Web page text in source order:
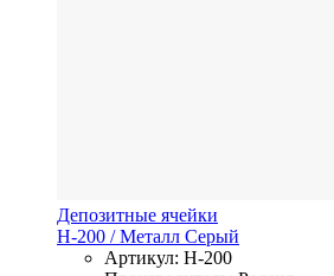
Депозитные ячейки
Н-200 / Металл Серый
Артикул: Н-200